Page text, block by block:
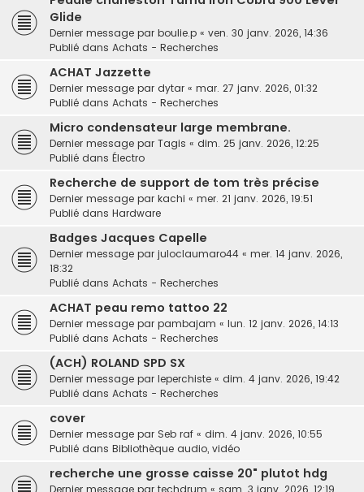
Glide
Dernier message par boulie.p « ven. 30 janv. 2026, 14:36
Publié dans Achats - Recherches
ACHAT Jazzette
Dernier message par dytar « mar. 27 janv. 2026, 01:32
Publié dans Achats - Recherches
Micro condensateur large membrane.
Dernier message par Tagis « dim. 25 janv. 2026, 12:25
Publié dans Électro
Recherche de support de tom très précise
Dernier message par kachi « mer. 21 janv. 2026, 19:51
Publié dans Hardware
Badges Jacques Capelle
Dernier message par juloclaumaro44 « mer. 14 janv. 2026,
18:32
Publié dans Achats - Recherches
ACHAT peau remo tattoo 22
Dernier message par pambajam « lun. 12 janv. 2026, 14:13
Publié dans Achats - Recherches
(ACH) ROLAND SPD SX
Dernier message par leperchiste « dim. 4 janv. 2026, 19:42
Publié dans Achats - Recherches
cover
Dernier message par Seb raf « dim. 4 janv. 2026, 10:55
Publié dans Bibliothèque audio, vidéo
recherche une grosse caisse 20" plutot hdg